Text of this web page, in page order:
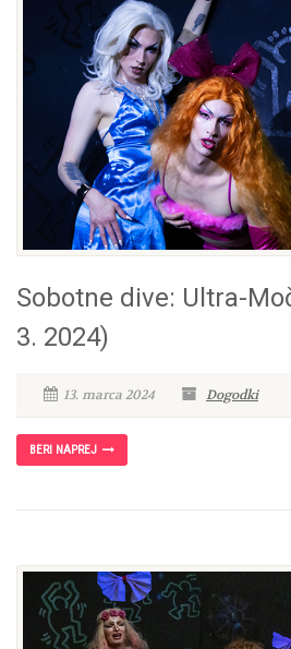
Sobotne dive: Ultra-
3. 2024)
13. marca 2024 Dogodki
BERI NAPREJ